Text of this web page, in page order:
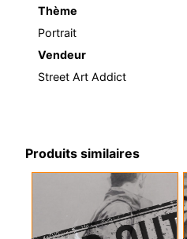
Thème
Portrait
Vendeur
Street Art Addict
Produits similaires